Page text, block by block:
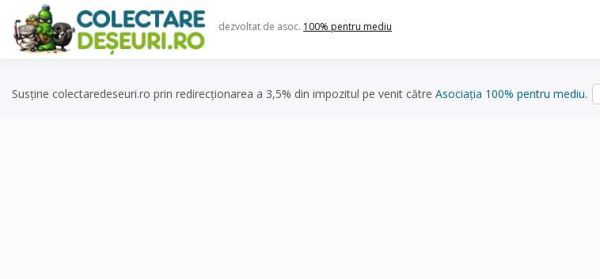
content
dezvoltat de asoc. 100% pentru mediu
Susține colectaredeseuri.ro prin redirecționarea a 3,5% din impozitul pe venit către Asociația 100% pentru mediu.